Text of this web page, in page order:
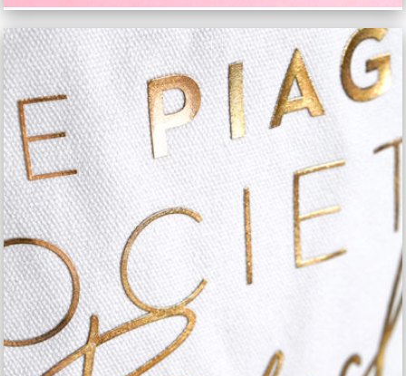
PIAGET TOTEBAG